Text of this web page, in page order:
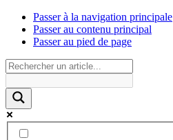
Passer à la navigation principale
Passer au contenu principal
Passer au pied de page